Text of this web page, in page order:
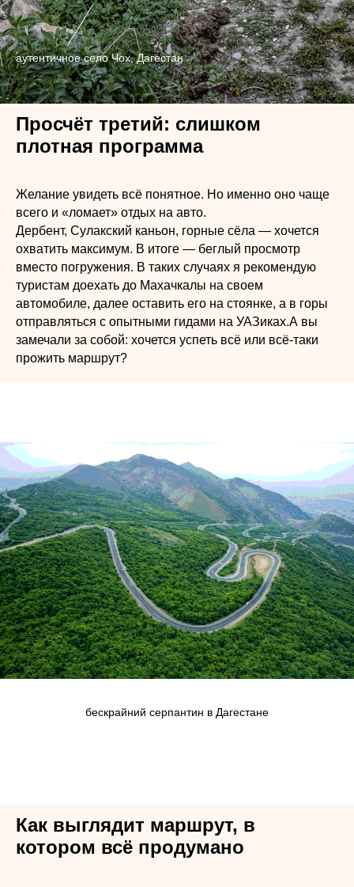
аутентичное село Чох, Дагестан
Просчёт третий: слишком
плотная программа
Желание увидеть всё понятное. Но именно оно чаще
всего и «ломает» отдых на авто.
Дербент, Сулакский каньон, горные сёла — хочется
охватить максимум. В итоге — беглый просмотр
вместо погружения. В таких случаях я рекомендую
туристам доехать до Махачкалы на своем
автомобиле, далее оставить его на стоянке, а в горы
отправляться с опытными гидами на УАЗиках.А вы
замечали за собой: хочется успеть всё или всё-таки
прожить маршрут?
бескрайний серпантин в Дагестане
Как выглядит маршрут, в
котором всё продумано